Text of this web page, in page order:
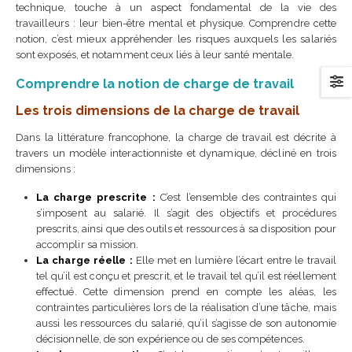
technique, touche à un aspect fondamental de la vie des
travailleurs : leur bien-être mental et physique. Comprendre cette
notion, c’est mieux appréhender les risques auxquels les salariés
sont exposés, et notamment ceux liés à leur santé mentale.
Comprendre la notion de charge de travail
Les trois dimensions de la charge de travail
Dans la littérature francophone, la charge de travail est décrite à
travers un modèle interactionniste et dynamique, décliné en trois
dimensions :
La charge prescrite : C’est l’ensemble des contraintes qui
s’imposent au salarié. Il s’agit des objectifs et procédures
prescrits, ainsi que des outils et ressources à sa disposition pour
accomplir sa mission.
La charge réelle : Elle met en lumière l’écart entre le travail
tel qu’il est conçu et prescrit, et le travail tel qu’il est réellement
effectué. Cette dimension prend en compte les aléas, les
contraintes particulières lors de la réalisation d’une tâche, mais
aussi les ressources du salarié, qu’il s’agisse de son autonomie
décisionnelle, de son expérience ou de ses compétences.